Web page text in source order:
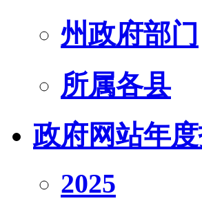
州政府部门
所属各县
政府网站年
2025